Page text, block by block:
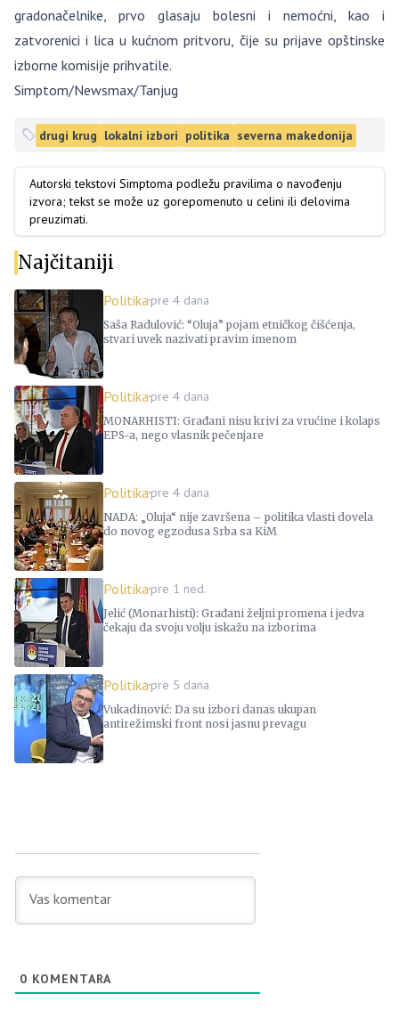
gradonačelnike, prvo glasaju bolesni i nemoćni, kao i
zatvorenici i lica u kućnom pritvoru, čije su prijave opštinske
izborne komisije prihvatile.
Simptom/Newsmax/Tanjug
drugi krug lokalni izbori politika severna makedonija
Autorski tekstovi Simptoma podležu pravilima o navođenju
izvora; tekst se može uz gorepomenuto u celini ili delovima
preuzimati.
Najčitaniji
Politikapre 4 dana
Saša Radulović: “Oluja” pojam etničkog čišćenja,
stvari uvek nazivati pravim imenom
Politikapre 4 dana
MONARHISTI: Građani nisu krivi za vrućine i kolaps
EPS-a, nego vlasnik pečenjare
Politikapre 4 dana
NADA: „Oluja“ nije završena – politika vlasti dovela
do novog egzodusa Srba sa KiM
Politikapre 1 ned.
Jelić (Monarhisti): Građani željni promena i jedva
čekaju da svoju volju iskažu na izborima
Politikapre 5 dana
Vukadinović: Da su izbori danas ukupan
antirežimski front nosi jasnu prevagu
0 KOMENTARA